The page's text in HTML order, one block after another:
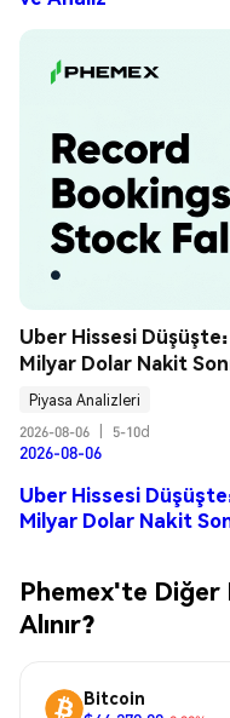
Uber Hissesi
Milyar Dolar Nakit
Piyasa Analizleri
2026-08-06
5-10d
2026-08-06
Uber Hissesi
Milyar Dolar Nakit
Phemex'te Diğer
Alınır?
Bitcoin